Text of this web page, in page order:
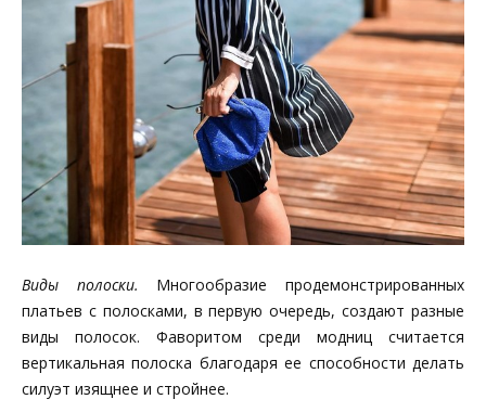
Виды полоски. Многообразие продемонстрированных
платьев с полосками, в первую очередь, создают разные
виды полосок. Фаворитом среди модниц считается
вертикальная полоска благодаря ее способности делать
силуэт изящнее и стройнее.